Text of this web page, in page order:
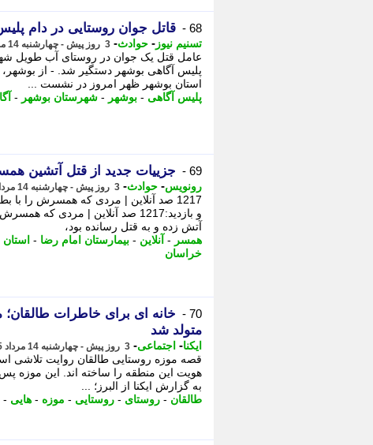
68 - قاتل جوان روستایی در دام
تسنیم نیوز - حوادث- 3 روز پیش - چهارشنبه 14 مرداد 1405، 14:30
پلیس آگاهی بوشهر دستگیر شد. - از
استان بوشهر ظهر امروز در نشست ...
پلیس آگاهی - بوشهر - شهرستان بوشهر -
69 - جزییات جدید از قتل آتشین
رونویس- حوادث- 3 روز پیش - چهارشنبه 14 مرداد 1405، 14:18
1217 صد آنلاین | مردی که همسرش را
و بازدید:1217 صد آنلاین | مردی
آتش زده و به قتل رسانده بود،
همسر - آنلاین - بیمارستان امام رضا -
خراسان
70 -
خانه ای برای خاطرات
متولد شد
ایکنا- اجتماعی- 3 روز پیش - چهارشنبه 14 مرداد 1405، 14:12
قصه موزه روستایی طالقان روایت تلاشی
هویت این منطقه را ساخته اند. این موزه
به گزارش ایکنا از البرز؛ ...
طالقان - روستای - روستایی - موزه - هایی -